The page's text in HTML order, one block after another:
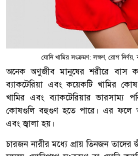
যোনি খামির সংক্রমণ: লক্ষণ, রোগ নির্ণয়,
অনেক অণুজীব মানুষের শরীরে বাস
ব্যাকটেরিয়া এবং কয়েকটি খামির
খামির এবং ব্যাকটেরিয়ার ভারসাম্য
কোষগুলি বহুগুণ হতে পারে। এর ফলে
এবং জ্বালা হয়।
চারজন নারীর মধ্যে প্রায় তিনজন